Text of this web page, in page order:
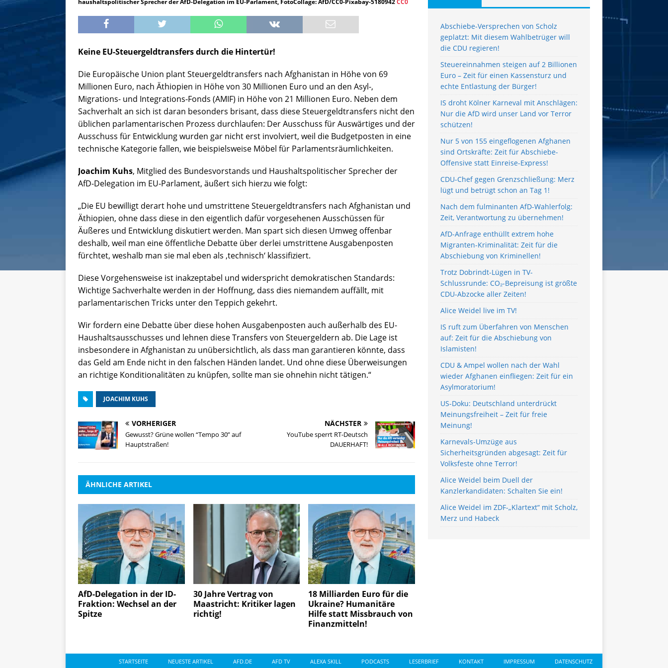
Keine EU-Steuergeldtransfers durch die Hintertür!
Die Europäische Union plant Steuergeldtransfers nach Afghanistan in Höhe von 69
Millionen Euro, nach Äthiopien in Höhe von 30 Millionen Euro und an den Asyl-,
Migrations- und Integrations-Fonds (AMIF) in Höhe von 21 Millionen Euro. Neben dem
Sachverhalt an sich ist daran besonders brisant, dass diese Steuergeldtransfers nicht den
üblichen parlamentarischen Prozess durchlaufen: Der Ausschuss für Auswärtiges und der
Ausschuss für Entwicklung wurden gar nicht erst involviert, weil die Budgetposten in eine
technische Kategorie fallen, wie beispielsweise Möbel für Parlamentsräumlichkeiten.
Joachim Kuhs, Mitglied des Bundesvorstands und Haushaltspolitischer Sprecher der
AfD-Delegation im EU-Parlament, äußert sich hierzu wie folgt:
„Die EU bewilligt derart hohe und umstrittene Steuergeldtransfers nach Afghanistan und
Äthiopien, ohne dass diese in den eigentlich dafür vorgesehenen Ausschüssen für
Äußeres und Entwicklung diskutiert werden. Man spart sich diesen Umweg offenbar
deshalb, weil man eine öffentliche Debatte über derlei umstrittene Ausgabenposten
fürchtet, weshalb man sie mal eben als ‚technisch‘ klassifiziert.
Diese Vorgehensweise ist inakzeptabel und widerspricht demokratischen Standards:
Wichtige Sachverhalte werden in der Hoffnung, dass dies niemandem auffällt, mit
parlamentarischen Tricks unter den Teppich gekehrt.
Wir fordern eine Debatte über diese hohen Ausgabenposten auch außerhalb des EU-
Haushaltsausschusses und lehnen diese Transfers von Steuergeldern ab. Die Lage ist
insbesondere in Afghanistan zu unübersichtlich, als dass man garantieren könnte, dass
das Geld am Ende nicht in den falschen Händen landet. Und ohne diese Überweisungen
an richtige Konditionalitäten zu knüpfen, sollte man sie ohnehin nicht tätigen.“
JOACHIM KUHS
VORHERIGER
Gewusst? Grüne wollen “Tempo 30” auf
Hauptstraßen!
NÄCHSTER
YouTube sperrt RT-Deutsch
DAUERHAFT!
ÄHNLICHE ARTIKEL
AfD-Delegation in der ID-
Fraktion: Wechsel an der
Spitze
30 Jahre Vertrag von
Maastricht: Kritiker lagen
richtig!
18 Milliarden Euro für die
Ukraine? Humanitäre
Hilfe statt Missbrauch von
Finanzmitteln!
Abschiebe-Versprechen von Scholz
geplatzt: Mit diesem Wahlbetrüger will
die CDU regieren!
Steuereinnahmen steigen auf 2 Billionen
Euro – Zeit für einen Kassensturz und
echte Entlastung der Bürger!
IS droht Kölner Karneval mit Anschlägen:
Nur die AfD wird unser Land vor Terror
schützen!
Nur 5 von 155 eingeflogenen Afghanen
sind Ortskräfte: Zeit für Abschiebe-
Offensive statt Einreise-Express!
CDU-Chef gegen Grenzschließung: Merz
lügt und betrügt schon an Tag 1!
Nach dem fulminanten AfD-Wahlerfolg:
Zeit, Verantwortung zu übernehmen!
AfD-Anfrage enthüllt extrem hohe
Migranten-Kriminalität: Zeit für die
Abschiebung von Kriminellen!
Trotz Dobrindt-Lügen in TV-
Schlussrunde: CO₂-Bepreisung ist größte
CDU-Abzocke aller Zeiten!
Alice Weidel live im TV!
IS ruft zum Überfahren von Menschen
auf: Zeit für die Abschiebung von
Islamisten!
CDU & Ampel wollen nach der Wahl
wieder Afghanen einfliegen: Zeit für ein
Asylmoratorium!
US-Doku: Deutschland unterdrückt
Meinungsfreiheit – Zeit für freie
Meinung!
Karnevals-Umzüge aus
Sicherheitsgründen abgesagt: Zeit für
Volksfeste ohne Terror!
Alice Weidel beim Duell der
Kanzlerkandidaten: Schalten Sie ein!
Alice Weidel im ZDF-„Klartext“ mit Scholz,
Merz und Habeck
STARTSEITE NEUESTE ARTIKEL AFD.DE AFD TV ALEXA SKILL PODCASTS LESERBRIEF KONTAKT IMPRESSUM DATENSCHUTZ